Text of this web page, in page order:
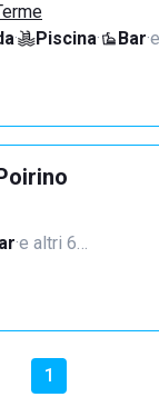
· Piscina· Bar·
·e altri 6…
1